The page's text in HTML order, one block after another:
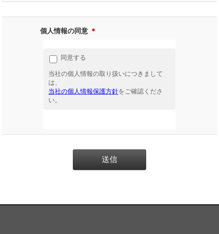
個人情報の同意 ＊
同意する
当社の個人情報の取り扱いにつきまして
は、
当社の個人情報保護方針をご確認くださ
い。